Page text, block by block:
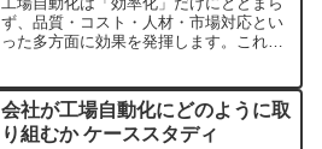
ず、品質・コスト・人材・市場対応とい
った多方面に効果を発揮します。これら
す。今後も自動化技術の進化を視野に入
れつつ、自社に最適な導入戦略を立てる
ことが重要です。
会社が工場自動化にどのように取
り組むか ケーススタディ